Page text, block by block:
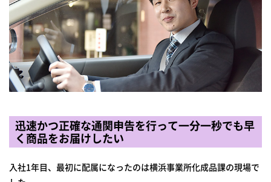
迅速かつ正確な通関申告を行って一分一秒でも早
く商品をお届けしたい
入社1年目、最初に配属になったのは横浜事業所化成品課の現場で